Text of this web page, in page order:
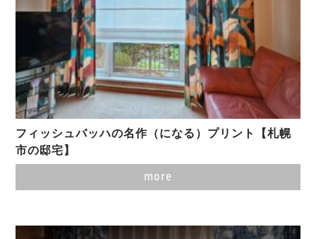
フィッシュバッハの名作（になる）プリント【札幌
市の邸宅】
more